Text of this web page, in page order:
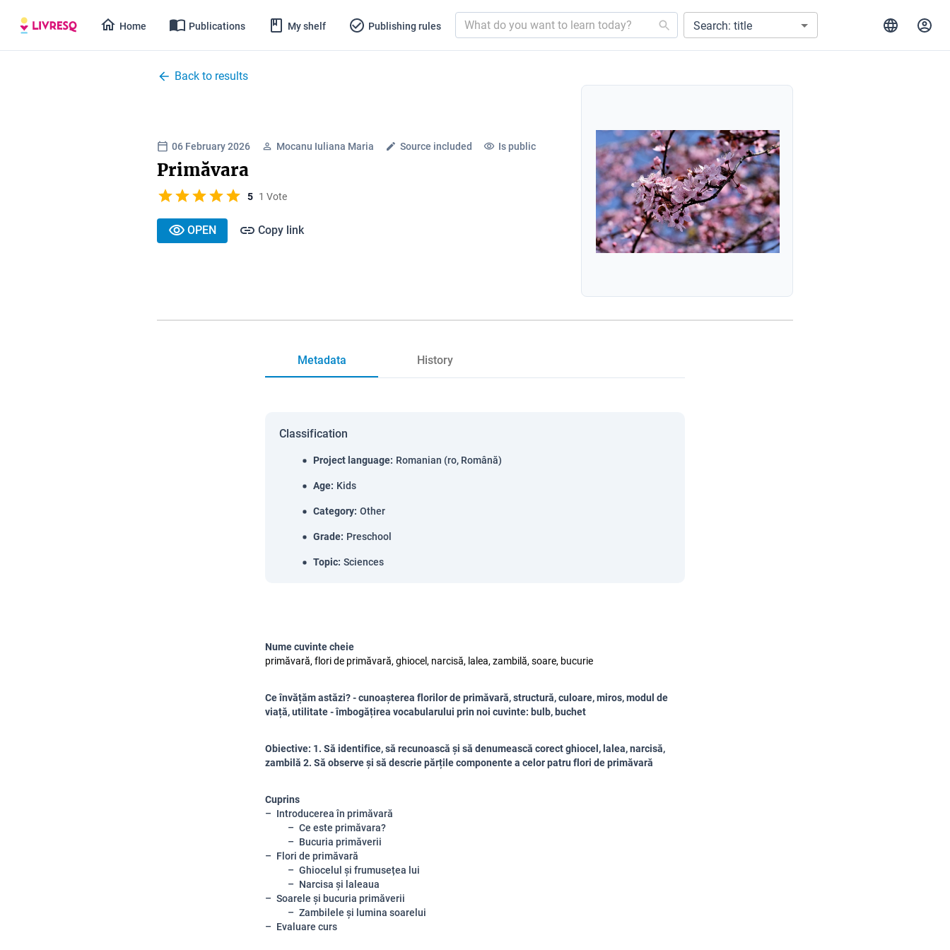
Home Publications My shelf Publishing rules Search: title
Back to results
06 February 2026 Mocanu Iuliana Maria Source included Is public
Primăvara
5 1 Vote
OPEN Copy link
Metadata History
Classification
Project language: Romanian (ro, Română)
Age: Kids
Category: Other
Grade: Preschool
Topic: Sciences
Nume cuvinte cheie
primăvară, flori de primăvară, ghiocel, narcisă, lalea, zambilă, soare, bucurie
Ce învățăm astăzi? - cunoașterea florilor de primăvară, structură, culoare, miros, modul de
viață, utilitate - îmbogățirea vocabularului prin noi cuvinte: bulb, buchet
Obiective: 1. Să identifice, să recunoască și să denumească corect ghiocel, lalea, narcisă,
zambilă 2. Să observe și să descrie părțile componente a celor patru flori de primăvară
Cuprins
Introducerea în primăvară
Ce este primăvara?
Bucuria primăverii
Flori de primăvară
Ghiocelul și frumusețea lui
Narcisa și laleaua
Soarele și bucuria primăverii
Zambilele și lumina soarelui
Evaluare curs